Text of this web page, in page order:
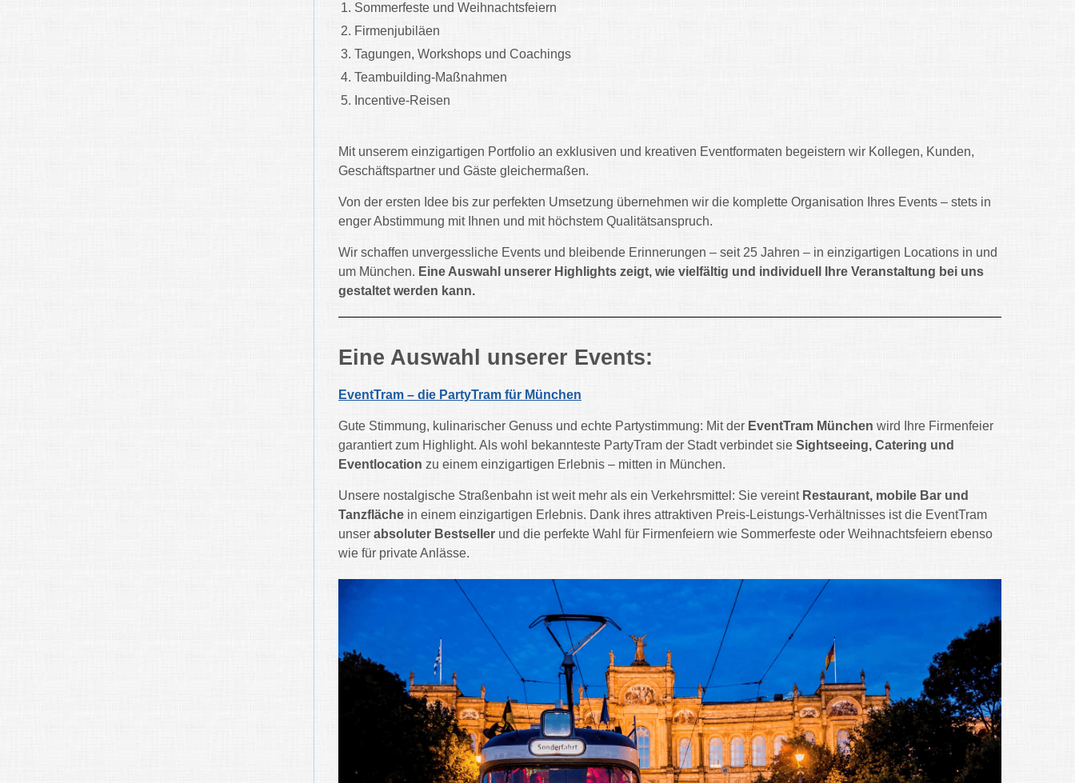
Sommerfeste und Weihnachtsfeiern
Firmenjubiläen
Tagungen, Workshops und Coachings
Teambuilding-Maßnahmen
Incentive-Reisen
Mit unserem einzigartigen Portfolio an exklusiven und kreativen Eventformaten begeistern wir Kollegen, Kunden,
Geschäftspartner und Gäste gleichermaßen.
Von der ersten Idee bis zur perfekten Umsetzung übernehmen wir die komplette Organisation Ihres Events – stets in
enger Abstimmung mit Ihnen und mit höchstem Qualitätsanspruch.
Wir schaffen unvergessliche Events und bleibende Erinnerungen – seit 25 Jahren – in einzigartigen Locations in und
um München. Eine Auswahl unserer Highlights zeigt, wie vielfältig und individuell Ihre Veranstaltung bei uns
gestaltet werden kann.
Eine Auswahl unserer Events:
EventTram – die PartyTram für München
Gute Stimmung, kulinarischer Genuss und echte Partystimmung: Mit der EventTram München wird Ihre Firmenfeier
garantiert zum Highlight. Als wohl bekannteste PartyTram der Stadt verbindet sie Sightseeing, Catering und
Eventlocation zu einem einzigartigen Erlebnis – mitten in München.
Unsere nostalgische Straßenbahn ist weit mehr als ein Verkehrsmittel: Sie vereint Restaurant, mobile Bar und
Tanzfläche in einem einzigartigen Erlebnis. Dank ihres attraktiven Preis-Leistungs-Verhältnisses ist die EventTram
unser absoluter Bestseller und die perfekte Wahl für Firmenfeiern wie Sommerfeste oder Weihnachtsfeiern ebenso
wie für private Anlässe.